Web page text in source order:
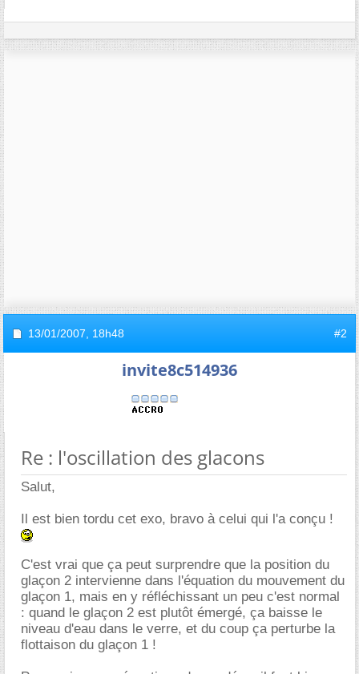
13/01/2007, 18h48 #2
invite8c514936
Re : l'oscillation des glacons
Salut,
Il est bien tordu cet exo, bravo à celui qui l'a conçu !
C'est vrai que ça peut surprendre que la position du
glaçon 2 intervienne dans l'équation du mouvement du
glaçon 1, mais en y réfléchissant un peu c'est normal
: quand le glaçon 2 est plutôt émergé, ça baisse le
niveau d'eau dans le verre, et du coup ça perturbe la
flottaison du glaçon 1 !